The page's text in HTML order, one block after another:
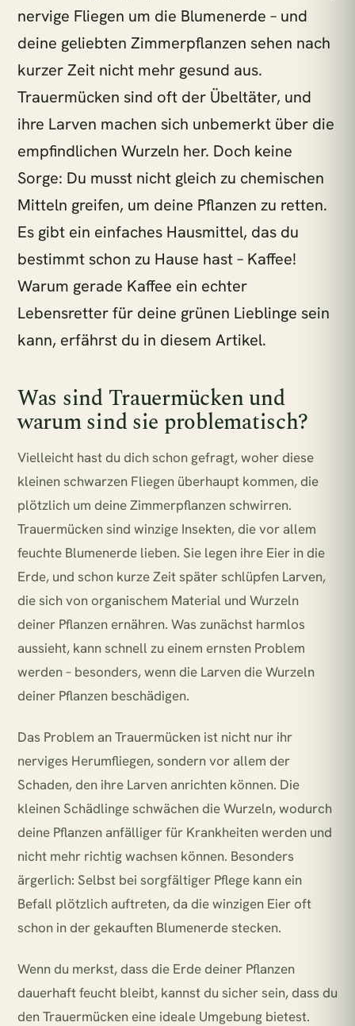
nervige Fliegen um die Blumenerde – und
deine geliebten Zimmerpflanzen sehen nach
kurzer Zeit nicht mehr gesund aus.
Trauermücken sind oft der Übeltäter, und
ihre Larven machen sich unbemerkt über die
empfindlichen Wurzeln her. Doch keine
Sorge: Du musst nicht gleich zu chemischen
Mitteln greifen, um deine Pflanzen zu retten.
Es gibt ein einfaches Hausmittel, das du
bestimmt schon zu Hause hast – Kaffee!
Warum gerade Kaffee ein echter
Lebensretter für deine grünen Lieblinge sein
kann, erfährst du in diesem Artikel.
Was sind Trauermücken und
warum sind sie problematisch?
Vielleicht hast du dich schon gefragt, woher diese
kleinen schwarzen Fliegen überhaupt kommen, die
plötzlich um deine Zimmerpflanzen schwirren.
Trauermücken sind winzige Insekten, die vor allem
feuchte Blumenerde lieben. Sie legen ihre Eier in die
Erde, und schon kurze Zeit später schlüpfen Larven,
die sich von organischem Material und Wurzeln
deiner Pflanzen ernähren. Was zunächst harmlos
aussieht, kann schnell zu einem ernsten Problem
werden – besonders, wenn die Larven die Wurzeln
deiner Pflanzen beschädigen.
Das Problem an Trauermücken ist nicht nur ihr
nerviges Herumfliegen, sondern vor allem der
Schaden, den ihre Larven anrichten können. Die
kleinen Schädlinge schwächen die Wurzeln, wodurch
deine Pflanzen anfälliger für Krankheiten werden und
nicht mehr richtig wachsen können. Besonders
ärgerlich: Selbst bei sorgfältiger Pflege kann ein
Befall plötzlich auftreten, da die winzigen Eier oft
schon in der gekauften Blumenerde stecken.
Wenn du merkst, dass die Erde deiner Pflanzen
dauerhaft feucht bleibt, kannst du sicher sein, dass du
den Trauermücken eine ideale Umgebung bietest.
Zimmerpflanzen Südfenster Pflegeleichte Pflanzen
BELIEBT GERADE
2x Kokodama Pilea Peperomiodes - 20cm €33,90
2x Pilea Peperomioides + 2x Begonia Maculata - 4 Stück - 20cm €47,90
Adiantum Fritz Luthi €22,90
€31,90
1 Pflanze = 1 m² Regenwald